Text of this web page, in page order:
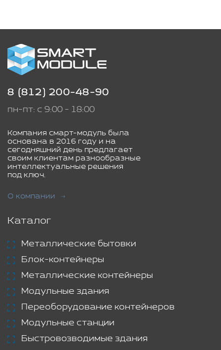
8 (812) 200-48-90
пн-пт: с 9:00 - 18:00
Компания смарт-модуль была
основана в 2016 году и на
сегодняшний день предлагает
своим клиентам разнообразные
интеллектуальные решения
под ключ.
О компании
Каталог
Металлические бытовки
Блок-контейнеры
Металлические контейнеры
Модульные здания
Переоборудование контейнеров
Модульные станции
Быстровозводимые здания